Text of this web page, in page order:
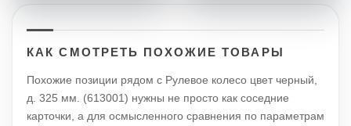
КАК СМОТРЕТЬ ПОХОЖИЕ ТОВАРЫ
Похожие позиции рядом с Рулевое колесо цвет черный,
д. 325 мм. (613001) нужны не просто как соседние
карточки, а для осмысленного сравнения по параметрам